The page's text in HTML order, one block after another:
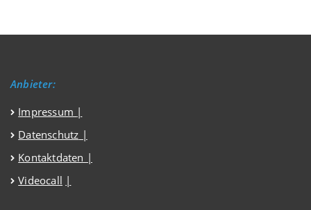
Anbieter:
Impressum |
Datenschutz |
Kontaktdaten |
Videocall |